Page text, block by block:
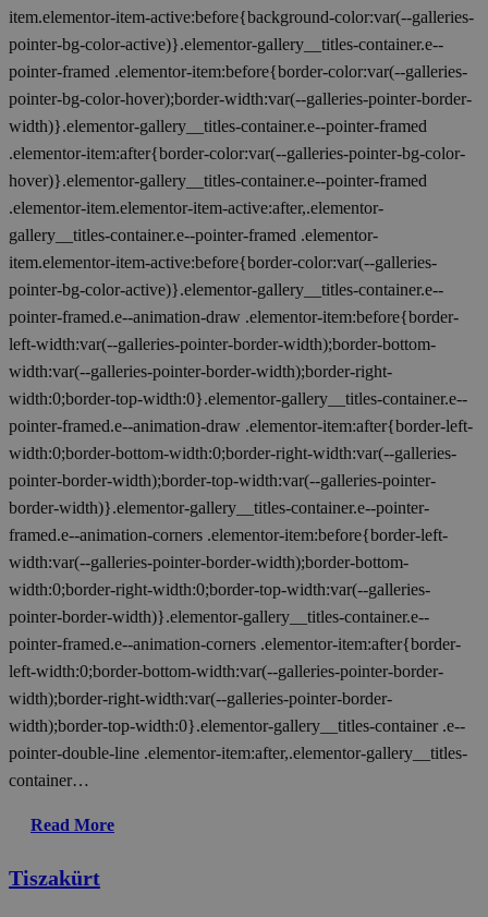
item.elementor-item-active:before{background-color:var(--galleries-
pointer-bg-color-active)}.elementor-gallery__titles-container.e--
pointer-framed .elementor-item:before{border-color:var(--galleries-
pointer-bg-color-hover);border-width:var(--galleries-pointer-border-
width)}.elementor-gallery__titles-container.e--pointer-framed
.elementor-item:after{border-color:var(--galleries-pointer-bg-color-
hover)}.elementor-gallery__titles-container.e--pointer-framed
.elementor-item.elementor-item-active:after,.elementor-
gallery__titles-container.e--pointer-framed .elementor-
item.elementor-item-active:before{border-color:var(--galleries-
pointer-bg-color-active)}.elementor-gallery__titles-container.e--
pointer-framed.e--animation-draw .elementor-item:before{border-
left-width:var(--galleries-pointer-border-width);border-bottom-
width:var(--galleries-pointer-border-width);border-right-
width:0;border-top-width:0}.elementor-gallery__titles-container.e--
pointer-framed.e--animation-draw .elementor-item:after{border-left-
width:0;border-bottom-width:0;border-right-width:var(--galleries-
pointer-border-width);border-top-width:var(--galleries-pointer-
border-width)}.elementor-gallery__titles-container.e--pointer-
framed.e--animation-corners .elementor-item:before{border-left-
width:var(--galleries-pointer-border-width);border-bottom-
width:0;border-right-width:0;border-top-width:var(--galleries-
pointer-border-width)}.elementor-gallery__titles-container.e--
pointer-framed.e--animation-corners .elementor-item:after{border-
left-width:0;border-bottom-width:var(--galleries-pointer-border-
width);border-right-width:var(--galleries-pointer-border-
width);border-top-width:0}.elementor-gallery__titles-container .e--
pointer-double-line .elementor-item:after,.elementor-gallery__titles-
container…
Read More
Tiszakürt